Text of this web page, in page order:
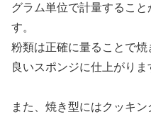
グラム単位で計量するこ
す。
粉類は正確に量ることで
良いスポンジに仕上がりま
また、焼き型にはクッキン